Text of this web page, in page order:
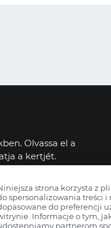
Olvassa el a
a kertjét.
hasznosak az
strona korzysta z
spersonalizowania treści
do preferencji
Informacje o tym,
partnerom